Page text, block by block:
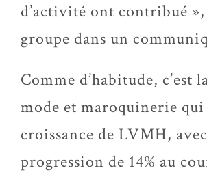
d’activité ont contribué
groupe dans un
Comme d’habitude, c’est
mode et maroquinerie
croissance de LVMH,
progression de 14% au